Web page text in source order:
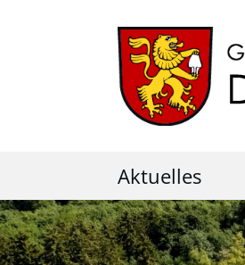
Aktuelles